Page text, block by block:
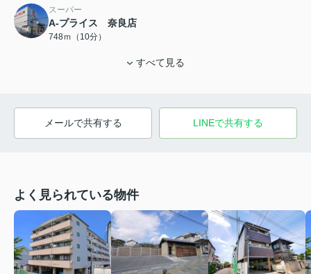
スーパー
A-プライス 奈良店
748ｍ（10分）
すべて見る
メールで共有する LINEで共有する
よく見られている物件